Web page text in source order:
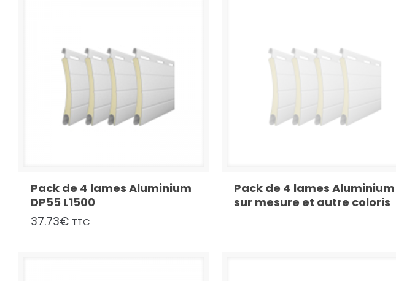
Pack de 4 lames Aluminium
DP55 L1500
37.73€ TTC
Pack de 4 lames Aluminium
sur mesure et autre coloris